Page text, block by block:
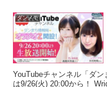
ダンメモ
YouTubeチャンネル「ダ
は9/26(火) 20:00から！ Wright Flyer Studiosは「ダンジョンに出会い